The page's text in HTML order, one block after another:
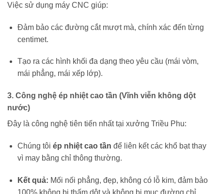
Việc sử dụng máy CNC giúp:
Đảm bảo các đường cắt mượt mà, chính xác đến từng
centimet.
Tạo ra các hình khối đa dạng theo yêu cầu (mái vòm,
mái phẳng, mái xếp lớp).
3. Công nghệ ép nhiệt cao tần (Vĩnh viễn không dột
nước)
Đây là công nghệ tiên tiến nhất tại xưởng Triều Phu:
Chúng tôi ép nhiệt cao tần để liên kết các khổ bạt thay
vì may bằng chỉ thông thường.
Kết quả: Mối nối phẳng, đẹp, không có lỗ kim, đảm bảo
100% không bị thấm dột và không bị mục đường chỉ